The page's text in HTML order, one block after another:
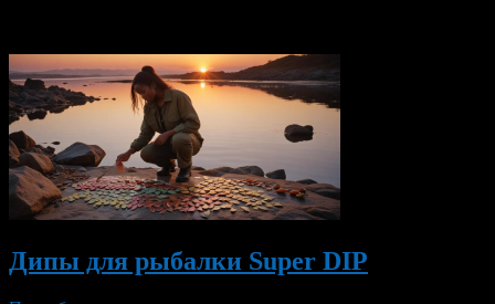
Дипы для рыбалки Super DIP